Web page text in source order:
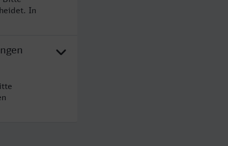
In